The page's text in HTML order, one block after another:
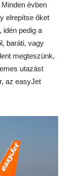
évben
elrepítse őket
idén pedig a
baráti, vagy
megteszünk,
utazást
az easyJet